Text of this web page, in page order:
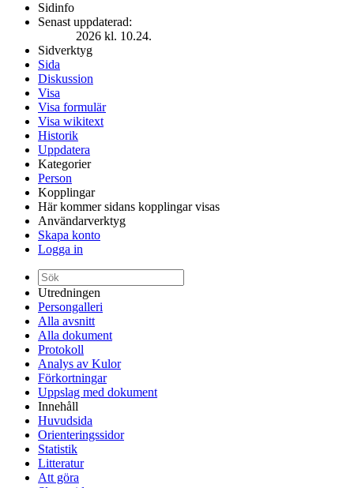
Sidinfo
Senast uppdaterad:
2026 kl. 10.24.
Sidverktyg
Sida
Diskussion
Visa
Visa formulär
Visa wikitext
Historik
Uppdatera
Kategorier
Person
Kopplingar
Här kommer sidans kopplingar visas
Användarverktyg
Skapa konto
Logga in
Utredningen
Persongalleri
Alla avsnitt
Alla dokument
Protokoll
Analys av Kulor
Förkortningar
Uppslag med dokument
Innehåll
Huvudsida
Orienteringssidor
Statistik
Litteratur
Att göra